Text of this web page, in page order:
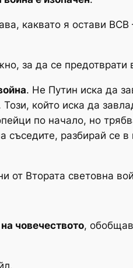
каквато я остави
за да се предотврати
. Не Путин иска да
който иска да
по начало, но
съседите, разбирай се
от Втората световна
човечеството,